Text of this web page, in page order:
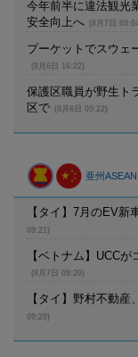
今年前半に違法観光
安全向上へ
(8月7日
プーケットでスウ
(8月6日 16:22)
保護区職員が野生ト
区で
(8月6日 09:22)
亜州
【タイ】7月のEV
09:21)
【ベトナム】UCC
(8月7日 09:20)
【タイ】野村不動
09:20)